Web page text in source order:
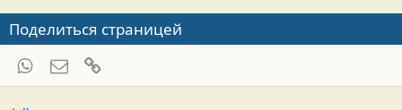
Поделиться страницей
WhatsAppЭлектронная почта